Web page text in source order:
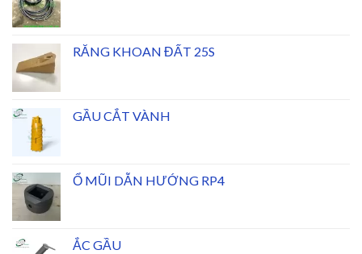
RĂNG KHOAN ĐẤT 25S
GẦU CẮT VÀNH
Ổ MŨI DẪN HƯỚNG RP4
ẮC GẦU